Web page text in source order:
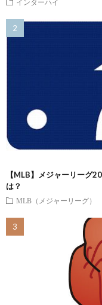
インターハイ
【MLB】メジャーリーグ
は？
MLB（メジャーリーグ）